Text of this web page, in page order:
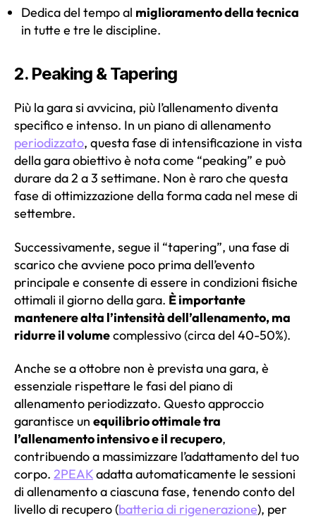
Dedica del tempo al miglioramento della tecnica
in tutte e tre le discipline.
2. Peaking & Tapering
Più la gara si avvicina, più l’allenamento diventa
specifico e intenso. In un piano di allenamento
periodizzato, questa fase di intensificazione in vista
della gara obiettivo è nota come “peaking” e può
durare da 2 a 3 settimane. Non è raro che questa
fase di ottimizzazione della forma cada nel mese di
settembre.
Successivamente, segue il “tapering”, una fase di
scarico che avviene poco prima dell’evento
principale e consente di essere in condizioni fisiche
ottimali il giorno della gara. È importante
mantenere alta l’intensità dell’allenamento, ma
ridurre il volumecomplessivo (circa del 40-50%).
Anche se a ottobre non è prevista una gara, è
essenziale rispettare le fasi del piano di
allenamento periodizzato. Questo approccio
garantisce un equilibrio ottimale tra
l’allenamento intensivo e il recupero,
contribuendo a massimizzare l’adattamento del tuo
corpo. 2PEAKadatta automaticamente le sessioni
di allenamento a ciascuna fase, tenendo conto del
livello di recupero (batteria di rigenerazione), per